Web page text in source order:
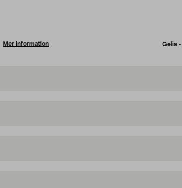
Mer information Gelia -